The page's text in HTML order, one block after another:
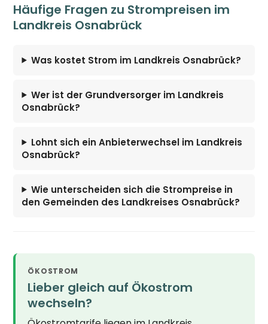
Häufige Fragen zu Strompreisen im
Landkreis Osnabrück
Was kostet Strom im Landkreis Osnabrück?
Wer ist der Grundversorger im Landkreis
Osnabrück?
Lohnt sich ein Anbieterwechsel im Landkreis
Osnabrück?
Wie unterscheiden sich die Strompreise in
den Gemeinden des Landkreises Osnabrück?
ÖKOSTROM
Lieber gleich auf Ökostrom
wechseln?